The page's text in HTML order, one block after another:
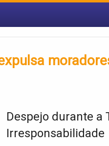
Despejo durante a
Irresponsabilidade